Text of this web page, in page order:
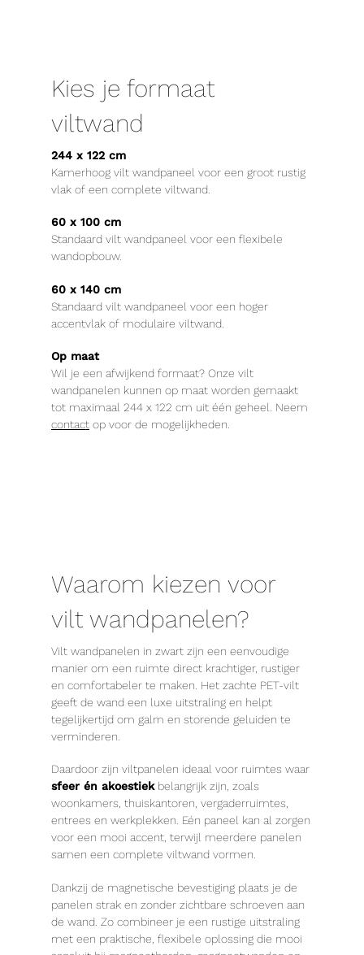
Kies je formaat
viltwand
244 x 122 cm
Kamerhoog vilt wandpaneel voor een groot rustig
vlak of een complete viltwand.
60 x 100 cm
Standaard vilt wandpaneel voor een flexibele
wandopbouw.
60 x 140 cm
Standaard vilt wandpaneel voor een hoger
accentvlak of modulaire viltwand.
Op maat
Wil je een afwijkend formaat? Onze vilt
wandpanelen kunnen op maat worden gemaakt
tot maximaal 244 x 122 cm uit één geheel. Neem
contact op voor de mogelijkheden.
Waarom kiezen voor
vilt wandpanelen?
Vilt wandpanelen in zwart zijn een eenvoudige
manier om een ruimte direct krachtiger, rustiger
en comfortabeler te maken. Het zachte PET-vilt
geeft de wand een luxe uitstraling en helpt
tegelijkertijd om galm en storende geluiden te
verminderen.
Daardoor zijn viltpanelen ideaal voor ruimtes waar
sfeer én akoestiekbelangrijk zijn, zoals
woonkamers, thuiskantoren, vergaderruimtes,
entrees en werkplekken. Eén paneel kan al zorgen
voor een mooi accent, terwijl meerdere panelen
samen een complete viltwand vormen.
Dankzij de magnetische bevestiging plaats je de
panelen strak en zonder zichtbare schroeven aan
de wand. Zo combineer je een rustige uitstraling
met een praktische, flexibele oplossing die mooi